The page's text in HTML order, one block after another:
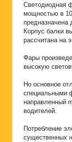
Светодиодная
мощностью в
предназначена
Корпус балки
рассчитана на
Фары
высокую
Но основное
специальными
направленный
водителей.
Потребление
существенных